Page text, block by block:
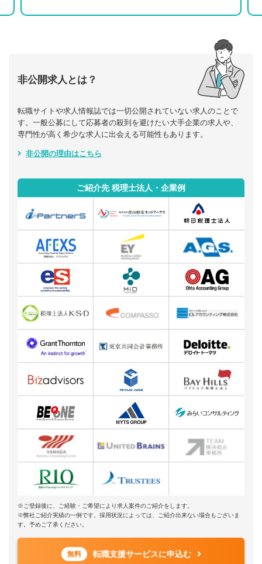
非公開求人とは？
転職サイトや求人情報誌では一切公開されていない求人のことで
す。一般公募にして応募者の殺到を避けたい大手企業の求人や、
専門性が高く希少な求人に出会える可能性もあります。
非公開の理由はこちら
ご紹介先 税理士法人・企業例
※ご登録後に、ご経験・ご希望により求人案件のご紹介をします。
※弊社ご紹介実績の一例です。採用状況によっては、ご紹介出来ない場合もございま
す。予めご了承ください。
無料 転職支援サービスに申込む